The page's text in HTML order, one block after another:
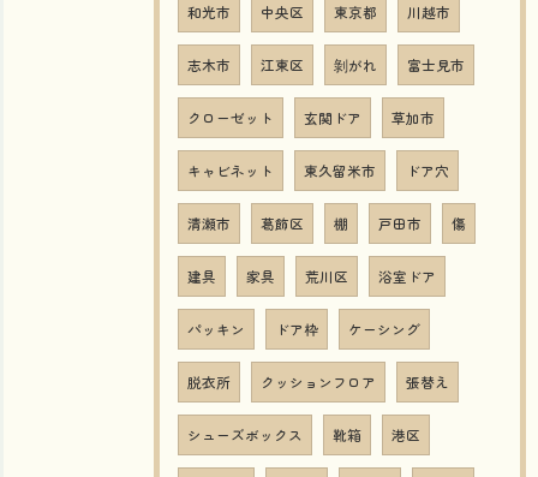
和光市 中央区 東京都 川越市
志木市 江東区 剝がれ 富士見市
クローゼット 玄関ドア 草加市
キャビネット 東久留米市 ドア穴
清瀬市 葛飾区 棚 戸田市 傷
建具 家具 荒川区 浴室ドア
パッキン ドア枠 ケーシング
脱衣所 クッションフロア 張替え
シューズボックス 靴箱 港区